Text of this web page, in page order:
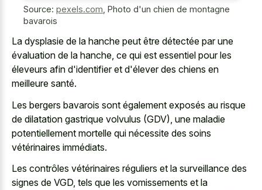
Source: pexels.com Photo d'un chien de montagne
bavarois
La dysplasie de la hanche peut être détectée par une
évaluation de la hanche, ce qui est essentiel pour les
éleveurs afin d'identifier et d'élever des chiens en
meilleure santé.
Les bergers bavarois sont également exposés au risque
de dilatation gastrique volvulus (GDV), une maladie
potentiellement mortelle qui nécessite des soins
vétérinaires immédiats.
Les contrôles vétérinaires réguliers et la surveillance des
signes de VGD, tels que les vomissements et la